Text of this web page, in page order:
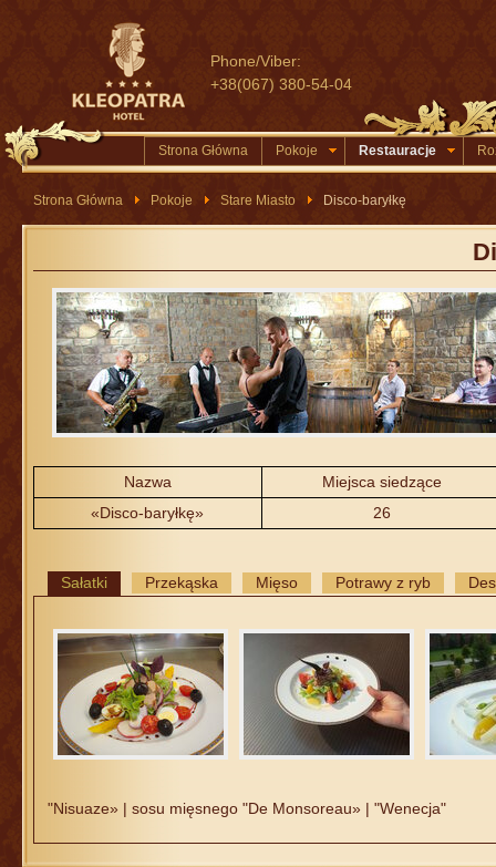
Phone/Viber:
+38(067) 380-54-04
Strona Główna Pokoje Restauracje
Strona Główna Pokoje Stare Miasto Disco-baryłkę
Nazwa
Miejsca siedzące
«Disco-baryłkę»
26
Sałatki Przekąska Mięso Potrawy z ryb
"Nisuaze» | sosu mięsnego "De Monsoreau» | "Wenecja"